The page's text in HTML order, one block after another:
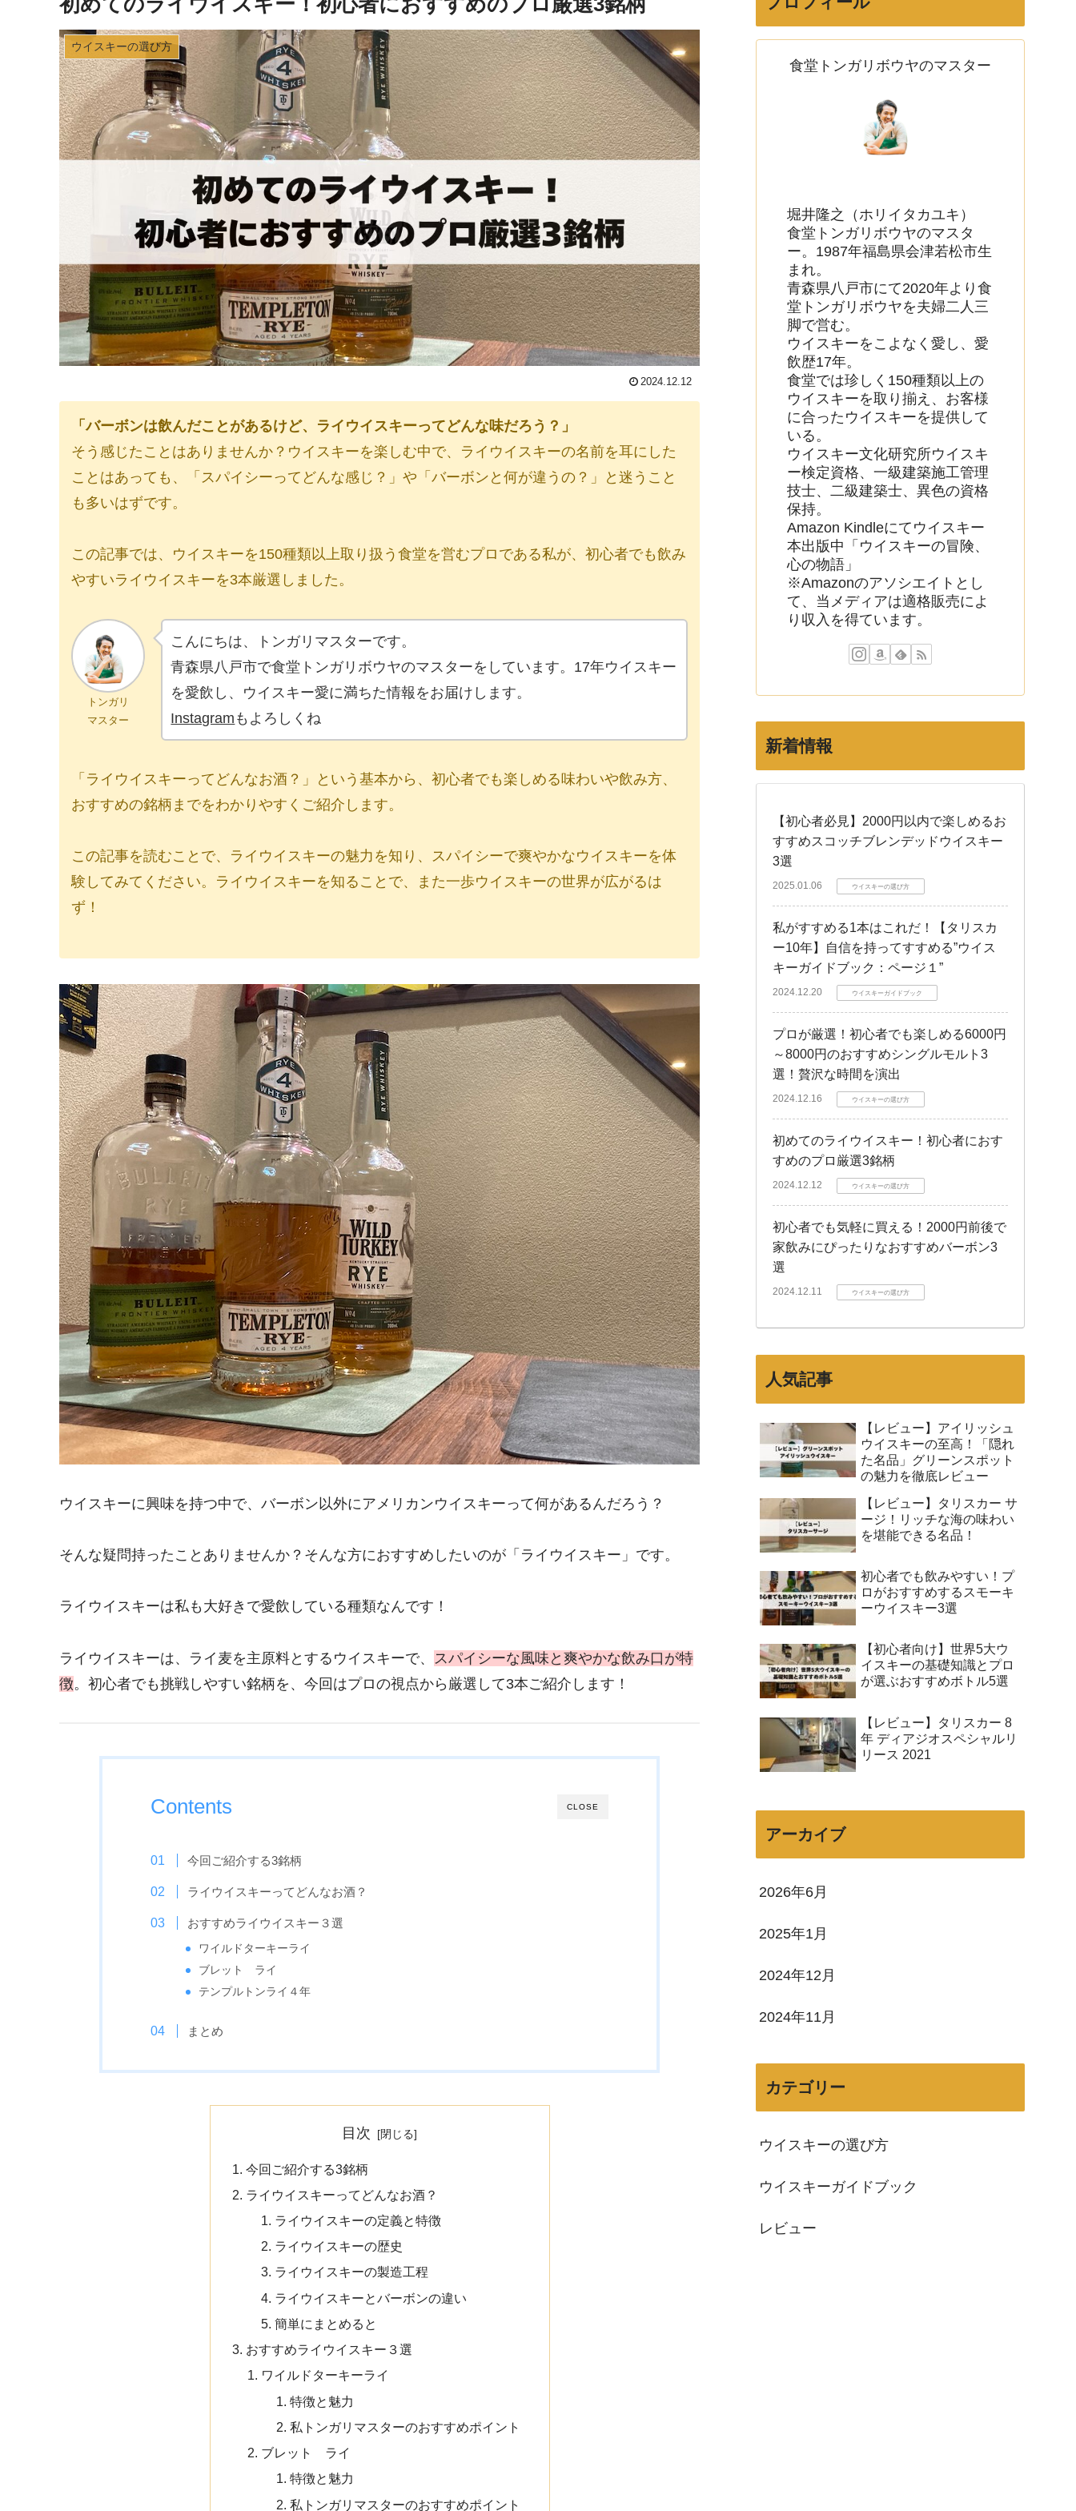
ウイスキーの選び方
2024.12.12
「バーボンは飲んだことがあるけど、ライウイスキーってどんな味だろう？」
そう感じたことはありませんか？ウイスキーを楽しむ中で、ライウイスキーの名前を耳にした
ことはあっても、「スパイシーってどんな感じ？」や「バーボンと何が違うの？」と迷うこと
も多いはずです。
この記事では、ウイスキーを150種類以上取り扱う食堂を営むプロである私が、初心者でも飲み
やすいライウイスキーを3本厳選しました。
トンガリ
マスター
こんにちは、トンガリマスターです。
青森県八戸市で食堂トンガリボウヤのマスターをしています。17年ウイスキー
を愛飲し、ウイスキー愛に満ちた情報をお届けします。
Instagram もよろしくね
「ライウイスキーってどんなお酒？」という基本から、初心者でも楽しめる味わいや飲み方、
おすすめの銘柄までをわかりやすくご紹介します。
この記事を読むことで、ライウイスキーの魅力を知り、スパイシーで爽やかなウイスキーを体
験してみてください。ライウイスキーを知ることで、また一歩ウイスキーの世界が広がるは
ず！
ウイスキーに興味を持つ中で、バーボン以外にアメリカンウイスキーって何があるんだろう？
そんな疑問持ったことありませんか？そんな方におすすめしたいのが「ライウイスキー」です。
ライウイスキーは私も大好きで愛飲している種類なんです！
ライウイスキーは、ライ麦を主原料とするウイスキーで、
スパイシーな風味と爽やかな飲み口が特
徴。初心者でも挑戦しやすい銘柄を、今回はプロの視点から厳選して3本ご紹介します！
CLOSE
Contents
今回ご紹介する3銘柄
ライウイスキーってどんなお酒？
おすすめライウイスキー３選
ワイルドターキーライ
ブレット ライ
テンプルトンライ４年
まとめ
目次
今回ご紹介する3銘柄
ライウイスキーってどんなお酒？
ライウイスキーの定義と特徴
ライウイスキーの歴史
ライウイスキーの製造工程
ライウイスキーとバーボンの違い
簡単にまとめると
おすすめライウイスキー３選
ワイルドターキーライ
特徴と魅力
私トンガリマスターのおすすめポイント
ブレット ライ
特徴と魅力
私トンガリマスターのおすすめポイント
食堂トンガリボウヤのマスター
堀井隆之（ホリイタカユキ）
食堂トンガリボウヤのマスタ
ー。1987年福島県会津若松市生
まれ。
青森県八戸市にて2020年より食
堂トンガリボウヤを夫婦二人三
脚で営む。
ウイスキーをこよなく愛し、愛
飲歴17年。
食堂では珍しく150種類以上の
ウイスキーを取り揃え、お客様
に合ったウイスキーを提供して
いる。
ウイスキー文化研究所ウイスキ
ー検定資格、一級建築施工管理
技士、二級建築士、異色の資格
保持。
Amazon Kindleにてウイスキー
本出版中「ウイスキーの冒険、
心の物語」
※Amazonのアソシエイトとし
て、当メディアは適格販売によ
り収入を得ています。
新着情報
【初心者必見】2000円以内で楽しめるお
すすめスコッチブレンデッドウイスキー
3選
2025.01.06 ウイスキーの選び方
私がすすめる1本はこれだ！【タリスカ
ー10年】自信を持ってすすめる”ウイス
キーガイドブック：ページ１”
2024.12.20 ウイスキーガイドブック
プロが厳選！初心者でも楽しめる6000円
～8000円のおすすめシングルモルト3
選！贅沢な時間を演出
2024.12.16 ウイスキーの選び方
初めてのライウイスキー！初心者におす
すめのプロ厳選3銘柄
2024.12.12 ウイスキーの選び方
初心者でも気軽に買える！2000円前後で
家飲みにぴったりなおすすめバーボン3
選
2024.12.11 ウイスキーの選び方
人気記事
【レビュー】アイリッシュ
ウイスキーの至高！「隠れ
た名品」グリーンスポット
の魅力を徹底レビュー
【レビュー】タリスカー サ
ージ！リッチな海の味わい
を堪能できる名品！
初心者でも飲みやすい！プ
ロがおすすめするスモーキ
ーウイスキー3選
【初心者向け】世界5大ウ
イスキーの基礎知識とプロ
が選ぶおすすめボトル5選
【レビュー】タリスカー 8
年 ディアジオスペシャルリ
リース 2021
アーカイブ
2026年6月
2025年1月
2024年12月
2024年11月
カテゴリー
ウイスキーの選び方
ウイスキーガイドブック
レビュー